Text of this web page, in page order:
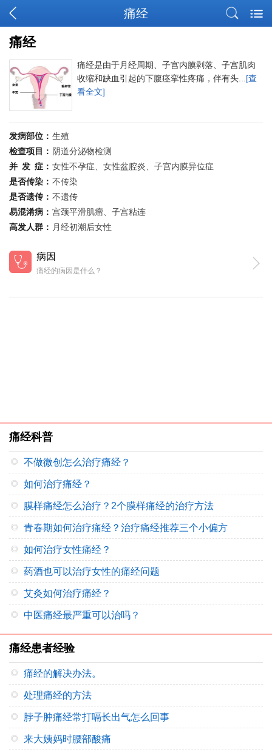
痛经
痛经
痛经是由于月经周期、子宫内膜剥落、子宫肌肉
收缩和缺血引起的下腹痉挛性疼痛，伴有头... [查
看全文]
发病部位： 生殖
检查项目： 阴道分泌物检测
并 发 症： 女性不孕症、女性盆腔炎、子宫内膜异位症
是否传染： 不传染
是否遗传： 不遗传
易混淆病： 宫颈平滑肌瘤、子宫粘连
高发人群： 月经初潮后女性
病因
痛经的病因是什么？
痛经科普
不做微创怎么治疗痛经？
如何治疗痛经？
膜样痛经怎么治疗？2个膜样痛经的治疗方法
青春期如何治疗痛经？治疗痛经推荐三个小偏方
如何治疗女性痛经？
药酒也可以治疗女性的痛经问题
艾灸如何治疗痛经？
中医痛经最严重可以治吗？
痛经患者经验
痛经的解决办法。
处理痛经的方法
脖子肿痛经常打嗝长出气怎么回事
来大姨妈时腰部酸痛